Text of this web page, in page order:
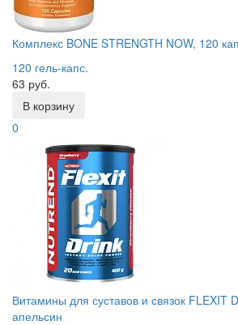
Комплекс BONE STRENGTH NOW, 120
120 гель-капс.
63 руб.
В корзину
0
Витамины для суставов и связок FLEXIT
апельсин